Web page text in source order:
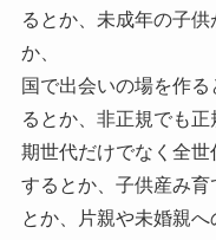
るとか、未成年の子
か、
国で出会いの場を作
るとか、非正規でも
期世代だけでなく全
するとか、子供産み
とか、片親や未婚親